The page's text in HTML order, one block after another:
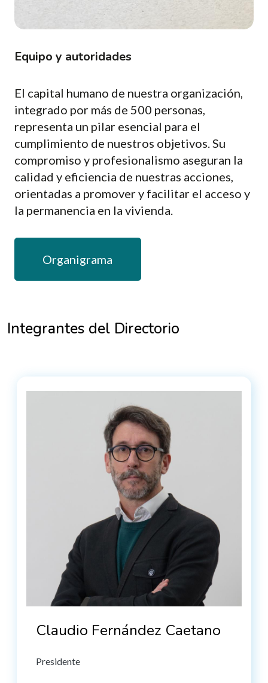
Equipo y autoridades
El capital humano de nuestra organización,
integrado por más de 500 personas,
representa un pilar esencial para el
cumplimiento de nuestros objetivos. Su
compromiso y profesionalismo aseguran la
calidad y eficiencia de nuestras acciones,
orientadas a promover y facilitar el acceso y
la permanencia en la vivienda.
Organigrama
Integrantes del Directorio
Claudio Fernández Caetano
Presidente